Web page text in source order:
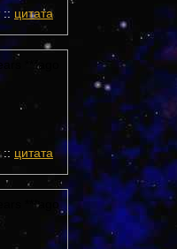
:: цитата
***ago
:: цитата
***ago